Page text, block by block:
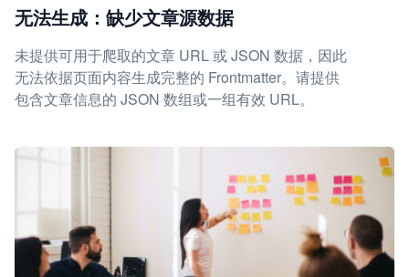
无法生成：缺少文章源数据
未提供可用于爬取的文章 URL 或 JSON 数据，因此
无法依据页面内容生成完整的 Frontmatter。请提供
包含文章信息的 JSON 数组或一组有效 URL。